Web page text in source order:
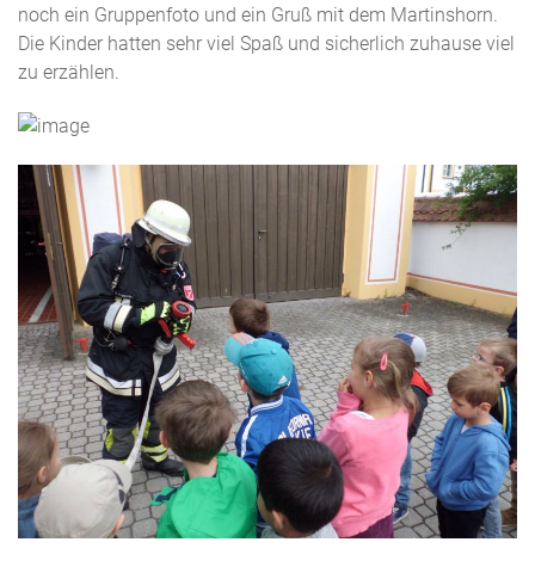
noch ein Gruppenfoto und ein Gruß mit dem Martinshorn.
Die Kinder hatten sehr viel Spaß und sicherlich zuhause viel
zu erzählen.